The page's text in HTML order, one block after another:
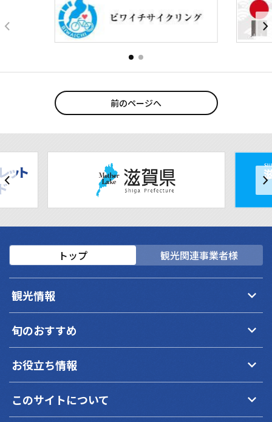
前のページへ
トップ 観光関連事業者様
観光情報 keyboard_arrow_down
旬のおすすめ keyboard_arrow_down
お役立ち情報 keyboard_arrow_down
このサイトについて keyboard_arrow_down